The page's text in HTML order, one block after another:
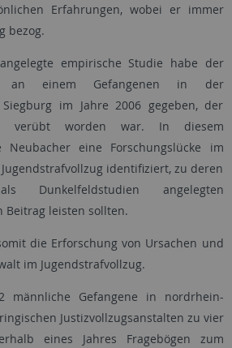
Erfahrungen, wobei er immer
bezog.
empirische Studie habe der
an einem Gefangenen in der
Siegburg im Jahre 2006 gegeben, der
verübt worden war. In diesem
Neubacher eine Forschungslücke im
identifiziert, zu deren
Dunkelfeldstudien angelegten
Beitrag leisten sollten.
die Erforschung von Ursachen und
im Jugendstrafvollzug.
männliche Gefangene in nordrhein-
Justizvollzugsanstalten zu vier
eines Jahres Fragebögen zum